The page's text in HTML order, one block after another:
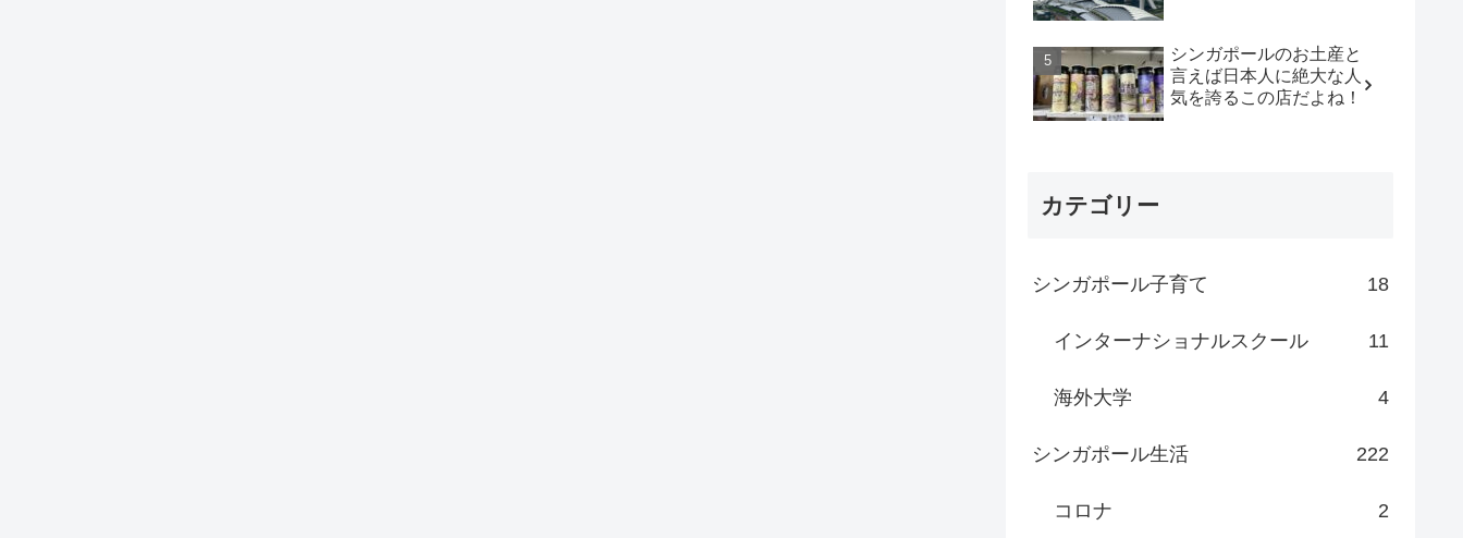
シンガポールのお土産と
言えば日本人に絶大な人
気を誇るこの店だよね！
カテゴリー
シンガポール子育て 18
インターナショナルスクール 11
海外大学 4
シンガポール生活 222
コロナ 2